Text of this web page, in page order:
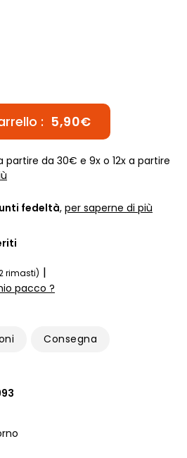
: 5,90€
da 30€ e 9x o 12x a partire
fedeltà, per saperne di più
rimasti) |
pacco ?
Consegna